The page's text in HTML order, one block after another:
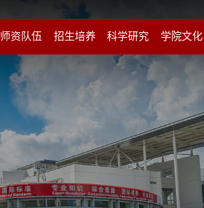
师资队伍 招生培养 科学研究 学院文化